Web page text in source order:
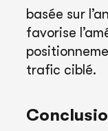
basée sur
favorise
trafic ciblé.